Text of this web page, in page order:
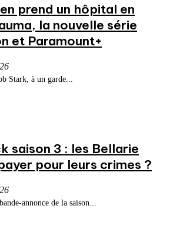
prend un hôpital en
la nouvelle série
et Paramount+
Stark, à un garde...
saison 3 : les Bellarie
pour leurs crimes ?
annonce de la saison...